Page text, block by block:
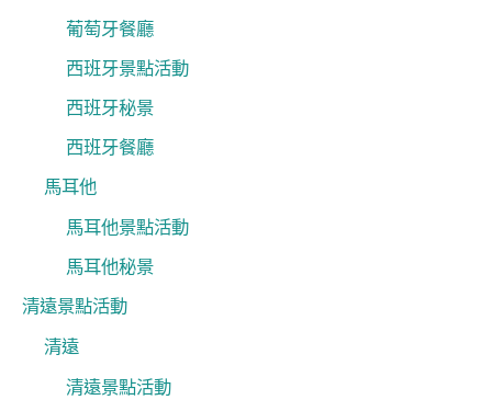
葡萄牙餐廳
西班牙景點活動
西班牙秘景
西班牙餐廳
馬耳他
馬耳他景點活動
馬耳他秘景
清遠景點活動
清遠
清遠景點活動